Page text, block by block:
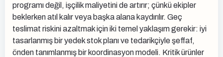
programı değil, işçilik maliyetini de artırır; çünkü ekipler
beklerken atıl kalır veya başka alana kaydırılır. Geç
teslimat riskini azaltmak için iki temel yaklaşım gerekir: iyi
tasarlanmış bir yedek stok planı ve tedarikçiyle şeffaf,
önden tanımlanmış bir koordinasyon modeli. Kritik ürünler